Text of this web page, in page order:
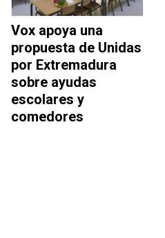
Vox apoya una
propuesta de Unidas
por Extremadura
sobre ayudas
escolares y
comedores